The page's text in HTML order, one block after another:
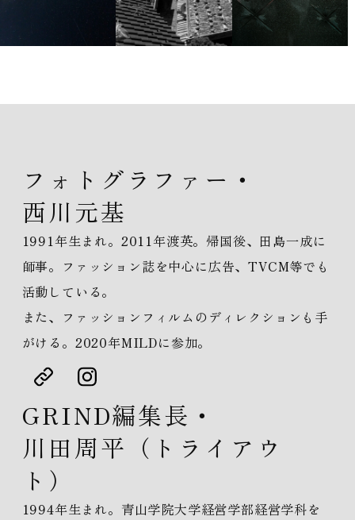
フォトグラファー・
西川元基
1991年生まれ。2011年渡英。帰国後、田島一成に
師事。 ファッション誌を中心に広告、TVCM等でも
活動している。
また、ファッションフィルムのディレクションも手
がける。2020年MILDに参加。
GRIND編集長・
川田周平（トライアウ
ト）
1994年生まれ。青山学院大学経営学部経営学科を